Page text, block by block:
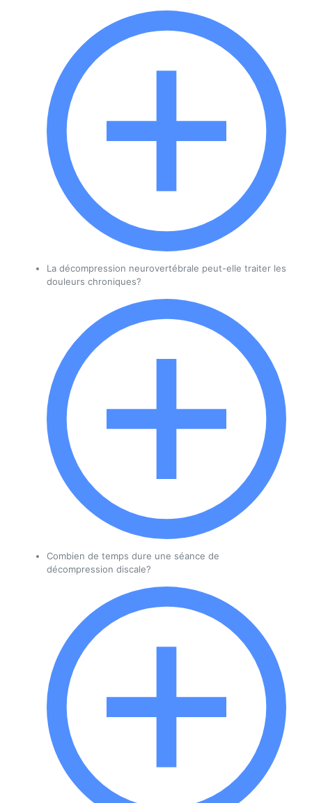
La décompression neurovertébrale peut-elle traiter les
douleurs chroniques?
Combien de temps dure une séance de
décompression discale?